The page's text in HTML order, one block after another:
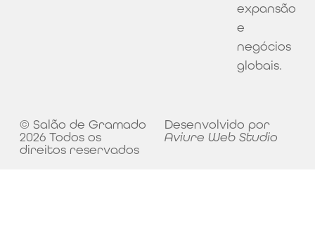
expansão
e
negócios
globais.
© Salão de Gramado
2026 Todos os
direitos reservados
Desenvolvido por
Aviure Web Studio